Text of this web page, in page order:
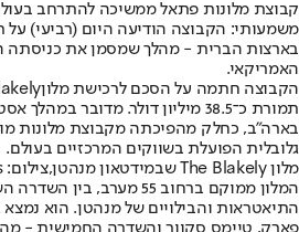
קבוצת מלונות פתאל ממשיכה להתרחב
משמעותי: הקבוצה הודיעה היום (רביעי) על
בארצות הברית - מהלך שמסמן את כניסתה
האמריקאי.
הקבוצה חתמה על הסכם לרכישת מלון
תמורת כ־38.5 מיליון דולר. מדובר
בארה"ב, כחלק מהפיכתה מקבוצת מלונות
גלובלית הפועלת בשווקים המרכזיים בעולם.
מלון The Blakely שבמידטאון מנהטן,צילום: Grifco Photos
המלון ממוקם ברחוב 55 מערב,
התיאטראות והבילויים של מנהטן. הוא